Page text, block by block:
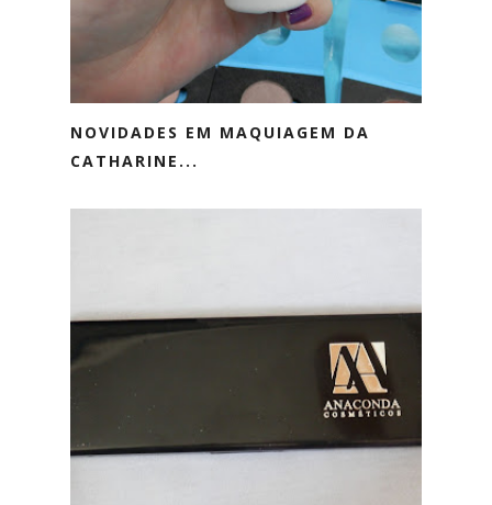
NOVIDADES EM MAQUIAGEM DA
CATHARINE...